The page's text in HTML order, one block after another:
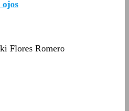
Flores Romero